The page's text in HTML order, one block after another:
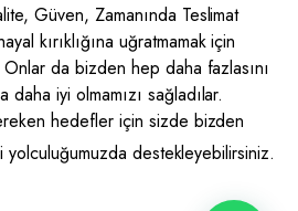
Güven, Zamanında Teslimat
kırıklığına uğratmamak için
da bizden hep daha fazlasını
iyi olmamızı sağladılar.
hedefler için sizde bizden
destekleyebilirsiniz.